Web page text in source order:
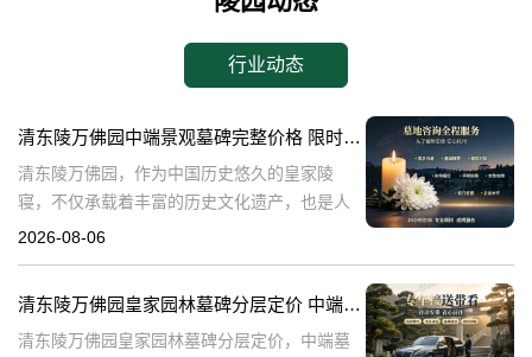
行业动态
清东陵万佛园中端景观墓碑完整价格 限时减免多年管理费详解
清东陵万佛园，作为中国历史悠久的皇家陵
寝，不仅承载着丰富的历史文化遗产，也是人
们缅怀先人、寄托哀思的重要场所。近年来，
清
2026-08-06
清东陵万佛园皇家园林墓碑分层定价 中端墓位限时大额让利详解
清东陵万佛园皇家园林墓碑分层定价，中端墓